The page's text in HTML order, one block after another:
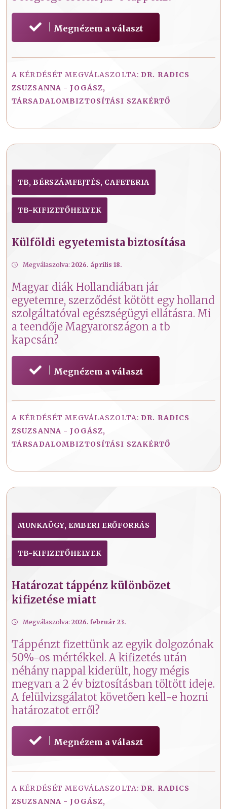
Megnézem a választ
A KÉRDÉSÉT MEGVÁLASZOLTA: DR. RADICS
ZSUZSANNA - JOGÁSZ,
TÁRSADALOMBIZTOSÍTÁSI SZAKÉRTŐ
TB, BÉRSZÁMFEJTÉS, CAFETERIA
TB-KIFIZETŐHELYEK
Külföldi egyetemista biztosítása
Megválaszolva: 2026. április 18.
Magyar diák Hollandiában jár
egyetemre, szerződést kötött egy holland
szolgáltatóval egészségügyi ellátásra. Mi
a teendője Magyarországon a tb
kapcsán?
Megnézem a választ
A KÉRDÉSÉT MEGVÁLASZOLTA: DR. RADICS
ZSUZSANNA - JOGÁSZ,
TÁRSADALOMBIZTOSÍTÁSI SZAKÉRTŐ
MUNKAÜGY, EMBERI ERŐFORRÁS
TB-KIFIZETŐHELYEK
Határozat táppénz különbözet
kifizetése miatt
Megválaszolva: 2026. február 23.
Táppénzt fizettünk az egyik dolgozónak
50%-os mértékkel. A kifizetés után
néhány nappal kiderült, hogy mégis
megvan a 2 év biztosításban töltött ideje.
A felülvizsgálatot követően kell-e hozni
határozatot erről?
Megnézem a választ
A KÉRDÉSÉT MEGVÁLASZOLTA: DR. RADICS
ZSUZSANNA - JOGÁSZ,